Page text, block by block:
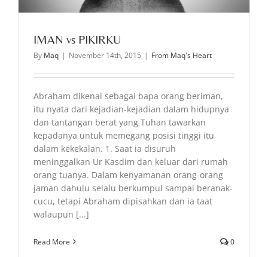
IMAN vs PIKIRKU
By Maq | November 14th, 2015 | From Maq's Heart
Abraham dikenal sebagai bapa orang beriman,
itu nyata dari kejadian-kejadian dalam hidupnya
dan tantangan berat yang Tuhan tawarkan
kepadanya untuk memegang posisi tinggi itu
dalam kekekalan. 1. Saat ia disuruh
meninggalkan Ur Kasdim dan keluar dari rumah
orang tuanya. Dalam kenyamanan orang-orang
jaman dahulu selalu berkumpul sampai beranak-
cucu, tetapi Abraham dipisahkan dan ia taat
walaupun [...]
Read More 0